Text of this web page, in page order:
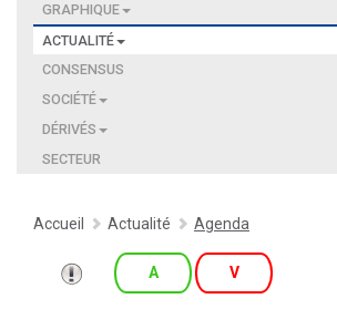
GRAPHIQUE
ACTUALITÉ
CONSENSUS
SOCIÉTÉ
DÉRIVÉS
SECTEUR
Accueil Actualité Agenda
A V